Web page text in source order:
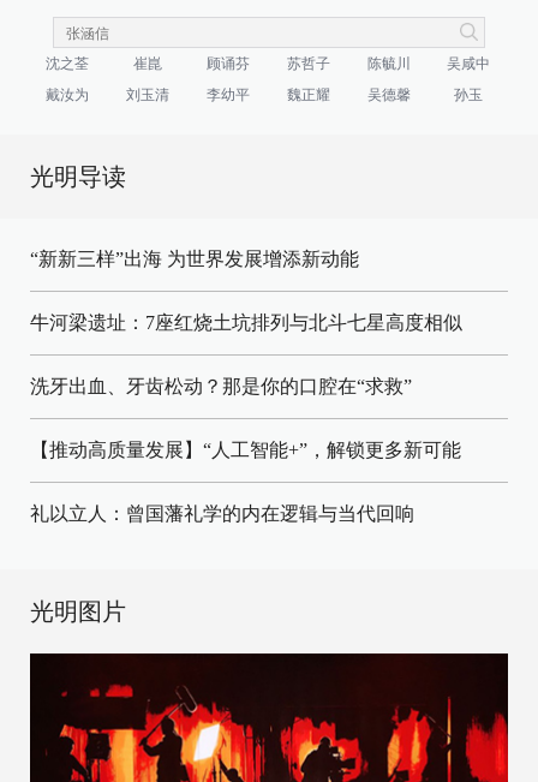
沈之荃 崔崑 顾诵芬 苏哲子 陈毓川
吴咸中
戴汝为
刘玉清 李幼平 魏正耀 吴德馨 孙玉
光明导读
“新新三样”出海 为世界发展增添新动能
牛河梁遗址：7座红烧土坑排列与北斗七星高度相似
洗牙出血、牙齿松动？那是你的口腔在“求救”
【推动高质量发展】“人工智能+”，解锁更多新可能
礼以立人：曾国藩礼学的内在逻辑与当代回响
光明图片